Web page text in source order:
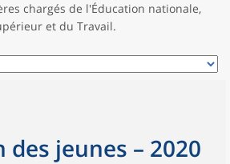
chargés de l'Éducation nationale,
et du Travail.
jeunes – 2020